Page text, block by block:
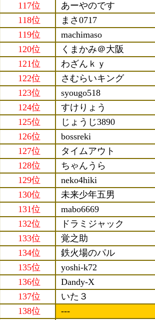
117位
あーやのです
118位
まさ0717
119位
machimaso
120位
くまかみ＠大阪
121位
わざんｋｙ
122位
さむらいキング
123位
syougo518
124位
すけりょう
125位
じょうじ3890
126位
bossreki
127位
タイムアウト
128位
ちゃんうら
129位
neko4hiki
130位
未来少年五男
131位
mabo6669
132位
ドラミジャック
133位
覚之助
134位
鉄火場のパル
135位
yoshi-k72
136位
Dandy-X
137位
いた３
138位
---